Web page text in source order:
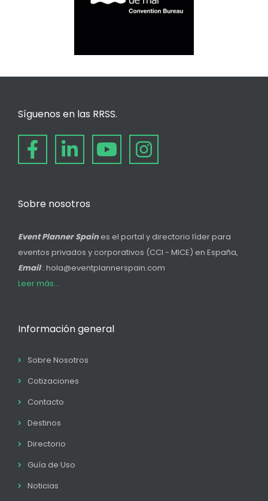
Síguenos en las RRSS.
Sobre nosotros
Event Planner Spain es el portal y directorio líder para
eventos privados y corporativos (CCI - MICE) en España,
Email: hola@eventplannerspain.com
Leer más...
Información general
Sobre Nosotros
Cotizaciones
Contacto
Destinos
Directorio
Guía de Uso
Noticias